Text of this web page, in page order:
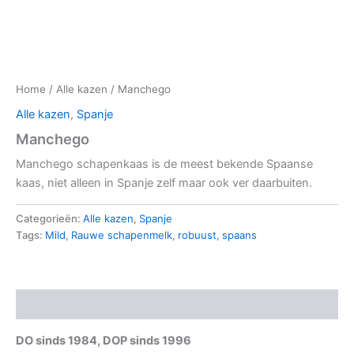
Home / Alle kazen / Manchego
Alle kazen, Spanje
Manchego
Manchego schapenkaas is de meest bekende Spaanse
kaas, niet alleen in Spanje zelf maar ook ver daarbuiten.
Categorieën: Alle kazen, Spanje
Tags: Mild, Rauwe schapenmelk, robuust, spaans
DO sinds 1984, DOP sinds 1996